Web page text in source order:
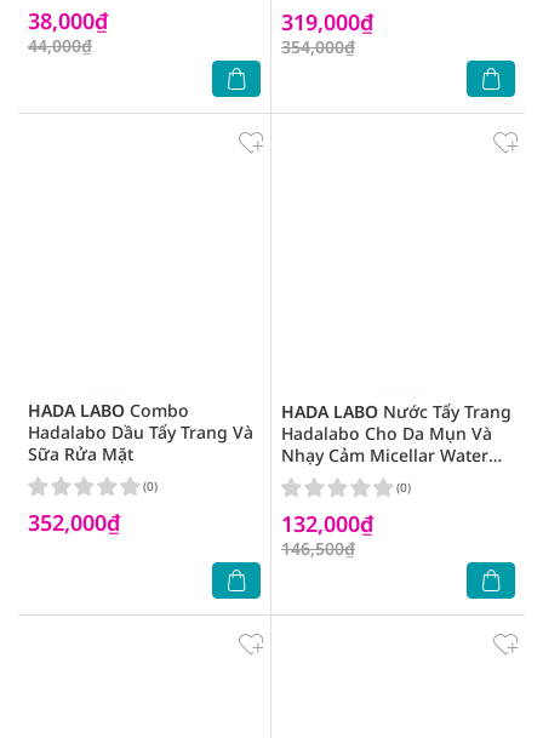
38,000₫
44,000₫
319,000₫
354,000₫
HADA LABO Combo
Hadalabo Dầu Tẩy Trang Và
Sữa Rửa Mặt
352,000₫
(0)
HADA LABO Nước Tẩy Trang
Hadalabo Cho Da Mụn Và
Nhạy Cảm Micellar Water
Acne Care 240ml
132,000₫
146,500₫
(0)